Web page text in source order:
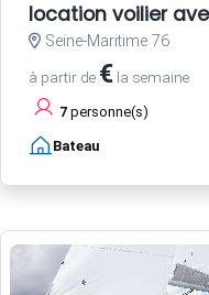
location voilier
Seine-Maritime 76
à partir de € la semaine
7 personne(s)
Bateau